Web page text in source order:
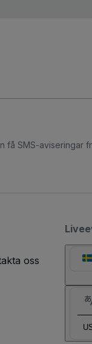
få SMS-aviseringar
oss